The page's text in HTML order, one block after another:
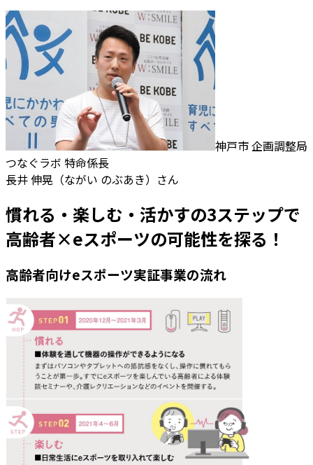
神戸市 企画調整局
つなぐラボ 特命係長
長井 伸晃（ながい のぶあき）さん
慣れる・楽しむ・活かすの3ステップで
高齢者×eスポーツの可能性を探る！
高齢者向けeスポーツ実証事業の流れ